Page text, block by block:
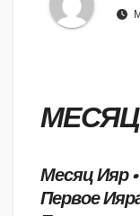
Месяц Ияр
Первое